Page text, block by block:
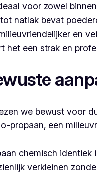
voor zowel
natlak bevat
en
het een strak en
we bewust voor
propaan, een
chemisch
verkleinen